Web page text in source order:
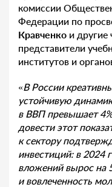
комиссии
Федерации по
Кравченко и
представители
институтов и
«В России
устойчивую
в ВВП превышает
довести этот
к сектору
инвестиций: в 2024
вложений вырос на
и вовлеченность